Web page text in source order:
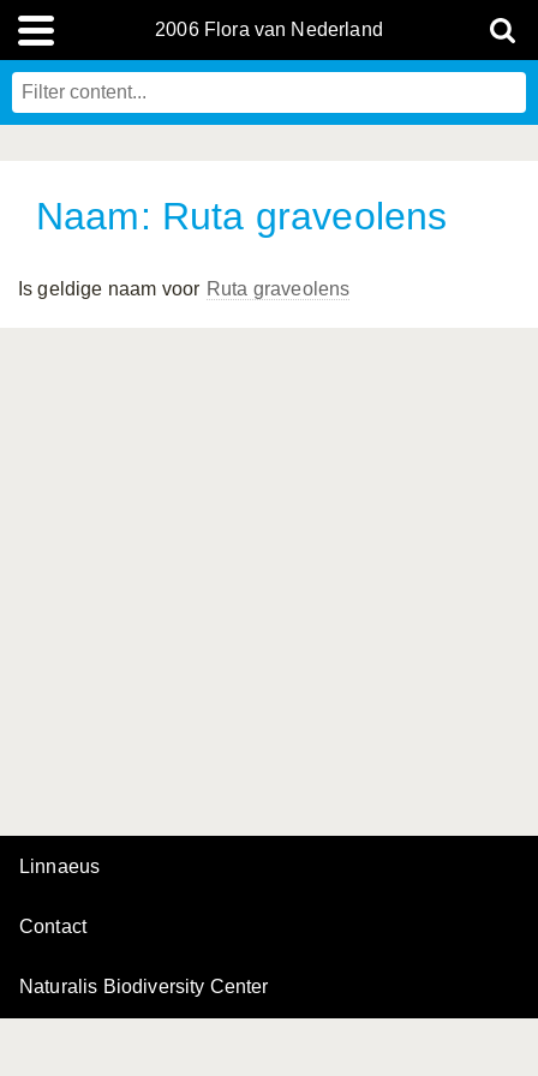
2006 Flora van Nederland
Naam: Ruta graveolens
Is geldige naam voor Ruta graveolens
Linnaeus
Contact
Naturalis Biodiversity Center